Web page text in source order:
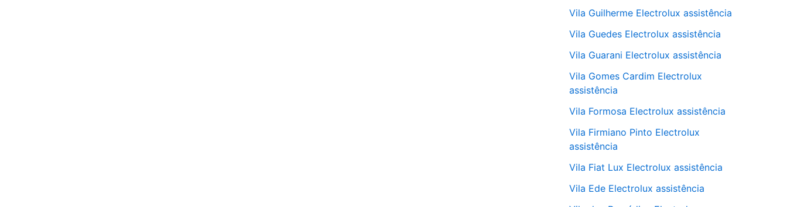
Vila Guilherme Electrolux assistência
Vila Guedes Electrolux assistência
Vila Guarani Electrolux assistência
Vila Gomes Cardim Electrolux
assistência
Vila Formosa Electrolux assistência
Vila Firmiano Pinto Electrolux
assistência
Vila Fiat Lux Electrolux assistência
Vila Ede Electrolux assistência